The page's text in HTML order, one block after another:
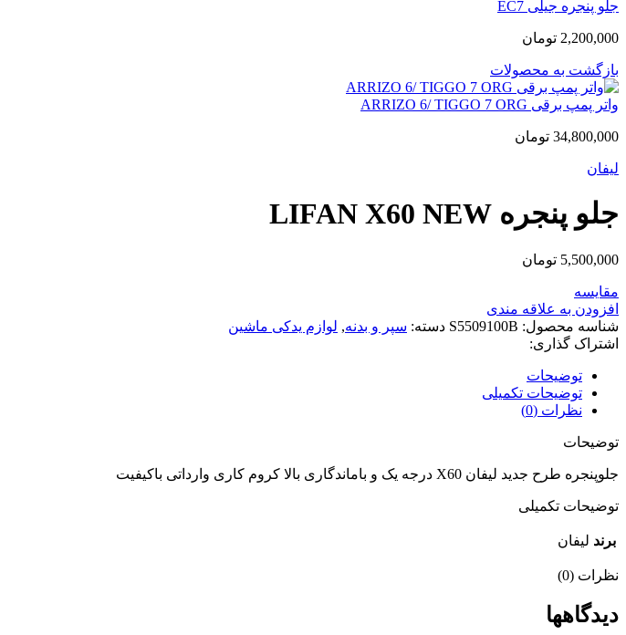
جلو پنجره جیلی EC7
2,200,000 تومان
بازگشت به محصولات
واتر پمپ برقی ARRIZO 6/ TIGGO 7 ORG
34,800,000 تومان
لیفان
جلو پنجره LIFAN X60 NEW
5,500,000 تومان
مقایسه
افزودن به علاقه مندی
شناسه محصول: S5509100B دسته: سپر و بدنه, لوازم یدکی ماشین
اشتراک گذاری:
توضیحات
توضیحات تکمیلی
نظرات (0)
توضیحات
جلوپنجره طرح جدید لیفان X60 درجه یک و باماندگاری بالا کروم کاری وارداتی باکیفیت
توضیحات تکمیلی
برند لیفان
نظرات (0)
دیدگاهها